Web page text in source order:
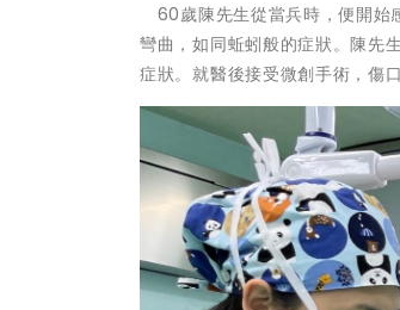
60歲陳先生從當兵時，便開始
彎曲，如同蚯蚓般的症狀。陳先
症狀。就醫後接受微創手術，傷